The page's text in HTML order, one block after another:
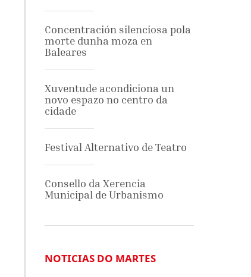
Concentración silenciosa pola
morte dunha moza en
Baleares
Xuventude acondiciona un
novo espazo no centro da
cidade
Festival Alternativo de Teatro
Consello da Xerencia
Municipal de Urbanismo
NOTICIAS DO MARTES